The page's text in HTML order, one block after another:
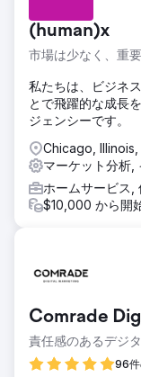
(human)x
市場は少なく、重
私たちは、ビジネ
とで飛躍的な成長
ジェンシーです。
Chicago,
マーケット分析,
ホームサービス,
$10,000 から開
Comrade
責任感のあるデジ
96件